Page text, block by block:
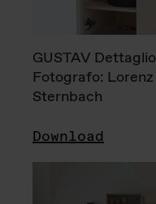
GUSTAV Dettaglio
Fotografo: Lorenz
Sternbach
Download